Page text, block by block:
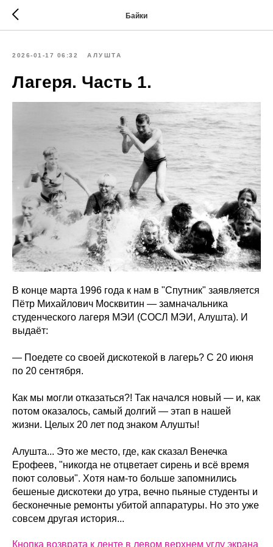
Байки
2026-01-17 06:32 АЛУШТА
Лагеря. Часть 1.
В конце марта 1996 года к нам в "Спутник" заявляется
Пётр Михайлович Москвитин — замначальника
студенческого лагеря МЭИ (СОСЛ МЭИ, Алушта). И
выдаёт:
— Поедете со своей дискотекой в лагерь? С 20 июня
по 20 сентября.
Как мы могли отказаться?! Так начался новый — и, как
потом оказалось, самый долгий — этап в нашей
жизни. Целых 20 лет под знаком Алушты!
Алушта... Это же место, где, как сказал Венечка
Ерофеев, "никогда не отцветает сирень и всё время
поют соловьи". Хотя нам-то больше запомнились
бешеные дискотеки до утра, вечно пьяные студенты и
бесконечные ремонты убитой аппаратуры. Но это уже
совсем другая история...
Кнопка возврата к ленте в левом верхнем углу экрана